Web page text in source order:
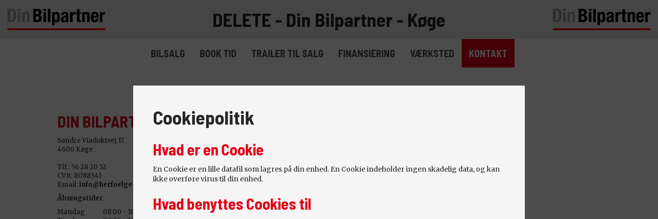
DELETE - Din Bilpartner - Køge
BILSALG BOOK TID TRAILER TIL SALG FINANSIERING VÆRKSTED KONTAKT
DIN BILPARTNER - KØGE
Søndre Viaduktvej 17
4600 Køge
Tlf.: 56 28 20 52
CVR: 16788341
Email:info@herfoelge-trailer.dk
Åbningstider
Mandag
08:00 - 18:00
Cookiepolitik
Hvad er en Cookie
En Cookie er en lille datafil som lagres på din enhed. En Cookie indeholder ingen skadelig data, og kan
ikke overføre virus til din enhed.
Hvad benyttes Cookies til